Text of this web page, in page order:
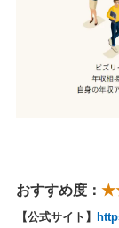
おすすめ度：
【公式サイト】